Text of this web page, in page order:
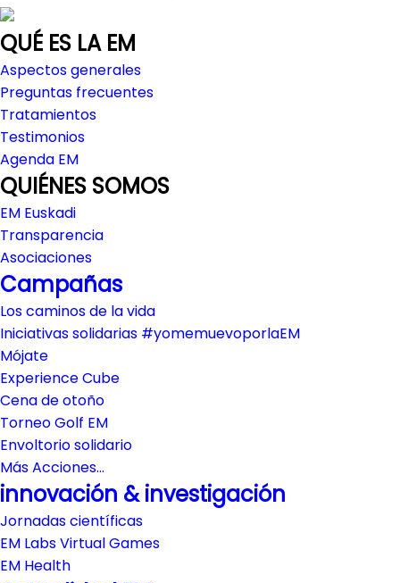
QUÉ ES LA EM
Aspectos generales
Preguntas frecuentes
Tratamientos
Testimonios
Agenda EM
QUIÉNES SOMOS
EM Euskadi
Transparencia
Asociaciones
Campañas
Los caminos de la vida
Iniciativas solidarias #yomemuevoporlaEM
Mójate
Experience Cube
Cena de otoño
Torneo Golf EM
Envoltorio solidario
Más Acciones…
innovación & investigación
Jornadas científicas
EM Labs Virtual Games
EM Health